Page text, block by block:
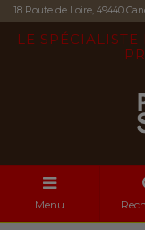
18 Route de Loire, 49440
LE
Menu